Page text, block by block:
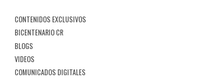
CONTENIDOS EXCLUSIVOS
BICENTENARIO CR
BLOGS
VIDEOS
COMUNICADOS DIGITALES